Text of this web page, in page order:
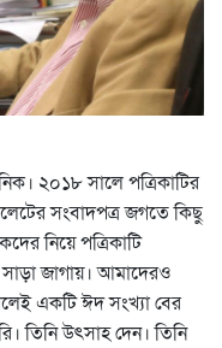
২০১৮ সালে পত্রিকাটির
সংবাদপত্র জগতে কিছু
নিয়ে পত্রিকাটি
জাগায়। আমাদেরও
একটি ঈদ সংখ্যা বের
তিনি উৎসাহ দেন। তিনি